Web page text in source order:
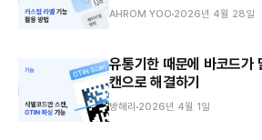
AHROM YOO 2026년 4월 28일
유통기한 때문에 바코드가
캔으로 해결하기
방해리 2026년 4월 1일